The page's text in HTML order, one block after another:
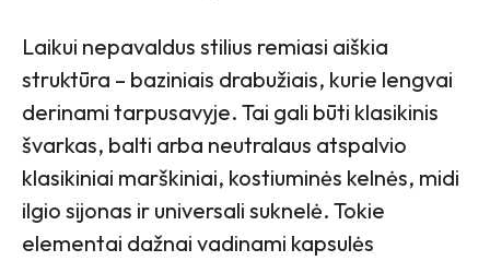
Laikui nepavaldus stilius remiasi aiškia
struktūra – baziniais drabužiais, kurie lengvai
derinami tarpusavyje. Tai gali būti klasikinis
švarkas, balti arba neutralaus atspalvio
klasikiniai marškiniai, kostiuminės kelnės, midi
ilgio sijonas ir universali suknelė. Tokie
elementai dažnai vadinami kapsulės